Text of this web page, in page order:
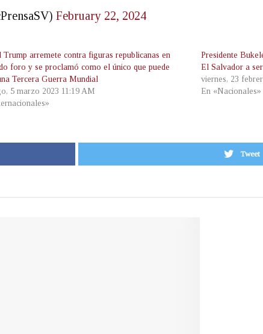
February 22, 2024
Trump arremete contra figuras republicanas en
foro y se proclamó como el único que puede
Tercera Guerra Mundial
5 marzo 2023 11:19 AM
Presidente
El Salvador a
viernes, 23
En «Nacionales»
Tweet